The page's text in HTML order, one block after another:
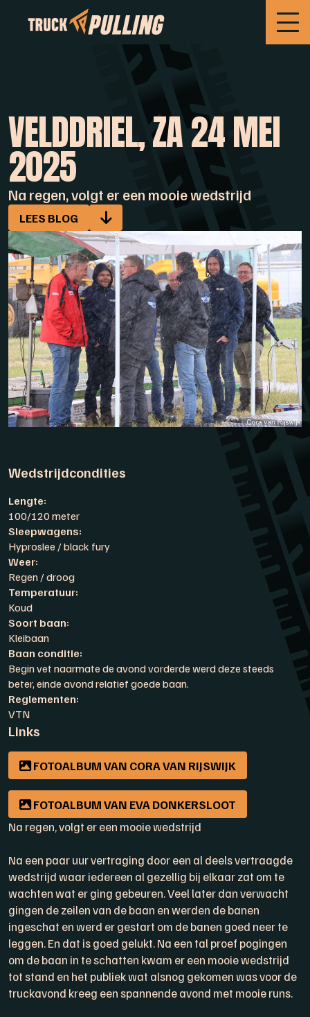
VELDDRIEL, ZA 24 MEI
2025
Na regen, volgt er een mooie wedstrijd
LEES BLOG
Wedstrijdcondities
Lengte:
100/120 meter
Sleepwagens:
Hyproslee / black fury
Weer:
Regen / droog
Temperatuur:
Koud
Soort baan:
Kleibaan
Baan conditie:
Begin vet naarmate de avond vorderde werd deze steeds
beter, einde avond relatief goede baan.
Reglementen:
VTN
Links
FOTOALBUM VAN CORA VAN RIJSWIJK
FOTOALBUM VAN EVA DONKERSLOOT
Na regen, volgt er een mooie wedstrijd
Na een paar uur vertraging door een al deels vertraagde
wedstrijd waar iedereen al gezellig bij elkaar zat om te
wachten wat er ging gebeuren. Veel later dan verwacht
gingen de zeilen van de baan en werden de banen
ingeschat en werd er gestart om de banen goed neer te
leggen. En dat is goed gelukt. Na een tal proef pogingen
om de baan in te schatten kwam er een mooie wedstrijd
tot stand en het publiek wat alsnog gekomen was voor de
truckavond kreeg een spannende avond met mooie runs.